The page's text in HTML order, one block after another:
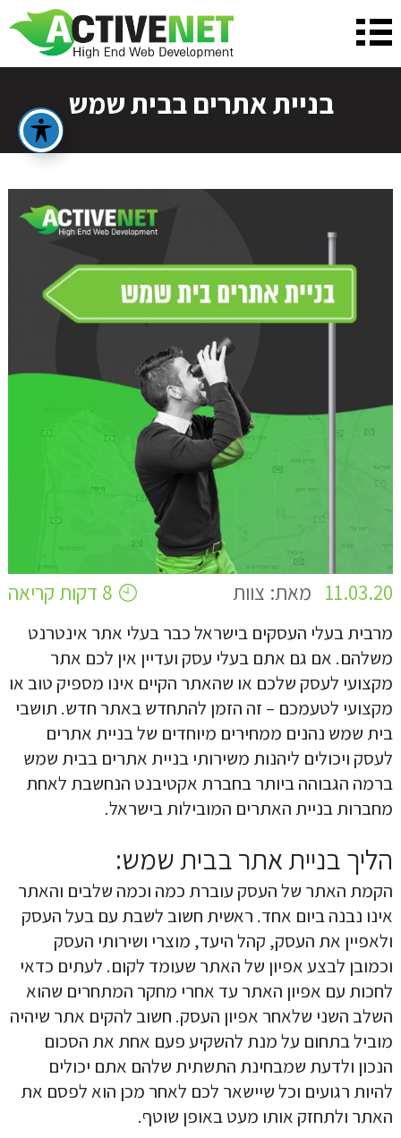
בניית אתרים בבית שמש
11.03.20 מאת: צוות 8 דקות קריאה
מרבית בעלי העסקים בישראל כבר בעלי אתר אינטרנט
משלהם. אם גם אתם בעלי עסק ועדיין אין לכם אתר
מקצועי לעסק שלכם או שהאתר הקיים אינו מספיק טוב או
מקצועי לטעמכם – זה הזמן להתחדש באתר חדש. תושבי
בית שמש נהנים ממחירים מיוחדים של בניית אתרים
לעסק ויכולים ליהנות משירותי בניית אתרים בבית שמש
ברמה הגבוהה ביותר בחברת אקטיבנט הנחשבת לאחת
מחברות בניית האתרים המובילות בישראל.
הליך בניית אתר בבית שמש:
הקמת האתר של העסק עוברת כמה וכמה שלבים והאתר
אינו נבנה ביום אחד. ראשית חשוב לשבת עם בעל העסק
ולאפיין את העסק, קהל היעד, מוצרי ושירותי העסק
וכמובן לבצע אפיון של האתר שעומד לקום. לעתים כדאי
לחכות עם אפיון האתר עד אחרי מחקר המתחרים שהוא
השלב השני שלאחר אפיון העסק. חשוב להקים אתר שיהיה
מוביל בתחום על מנת להשקיע פעם אחת את הסכום
הנכון ולדעת שמבחינת התשתית שלהם אתם יכולים
להיות רגועים וכל שיישאר לכם לאחר מכן הוא לפסם את
האתר ולתחזק אותו מעט באופן שוטף.
על מנת שנכין את ההצעה המתאימה ביותר
לפני שאנחנו יוצרים איתך קשר טלפוני בנוגע לבניית
האתר הבא שלך, נשמח לקבל ממך כמה פרטים נוספים
שיעזרו לנו להבין את הצרכים שלך!
קראתי ואני מאשר/ת אתמדיניות הפרטיותשל האתר, ומסכים/ה